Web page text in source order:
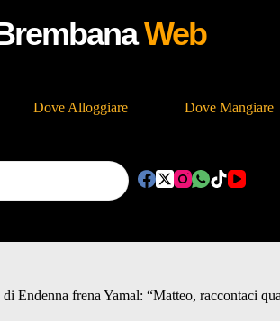
Web
Dove Alloggiare Dove Mangiare
Endenna frena Yamal: “Matteo, raccontaci